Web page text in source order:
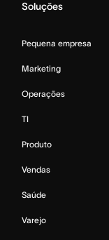
Soluções
Pequena empresa
Marketing
Operações
TI
Produto
Vendas
Saúde
Varejo